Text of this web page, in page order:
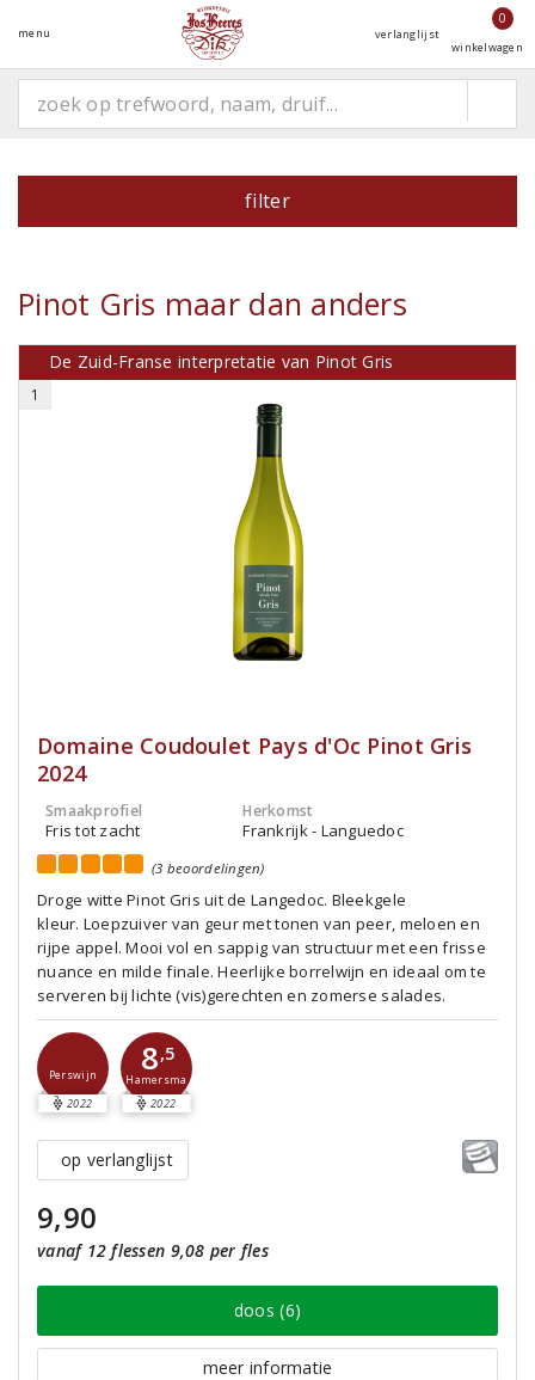
menu verlanglijst
0
winkelwagen
filter
Pinot Gris maar dan anders
De Zuid-Franse interpretatie van Pinot Gris
1
Domaine Coudoulet Pays d'Oc Pinot Gris
2024
Smaakprofiel
Fris tot zacht
Herkomst
Frankrijk - Languedoc
(3 beoordelingen)
Droge witte Pinot Gris uit de Langedoc. Bleekgele
kleur. Loepzuiver van geur met tonen van peer, meloen en
rijpe appel. Mooi vol en sappig van structuur met een frisse
nuance en milde finale. Heerlijke borrelwijn en ideaal om te
serveren bij lichte (vis)gerechten en zomerse salades.
Perswijn
2022
8,5
Hamersma
2022
op verlanglijst
9,90
vanaf 12 flessen 9,08 per fles
doos (6)
meer informatie